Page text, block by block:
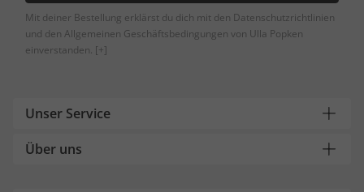
Mit deiner Bestellung erklärst du dich mit den Datenschutzrichtlinien
und den Allgemeinen Geschäftsbedingungen von Ulla Popken
einverstanden. [+]
Unser Service
Über uns